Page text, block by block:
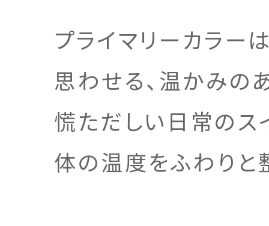
プライマリーカラー
思わせる、温かみの
慌ただしい日常のス
体の温度をふわりと